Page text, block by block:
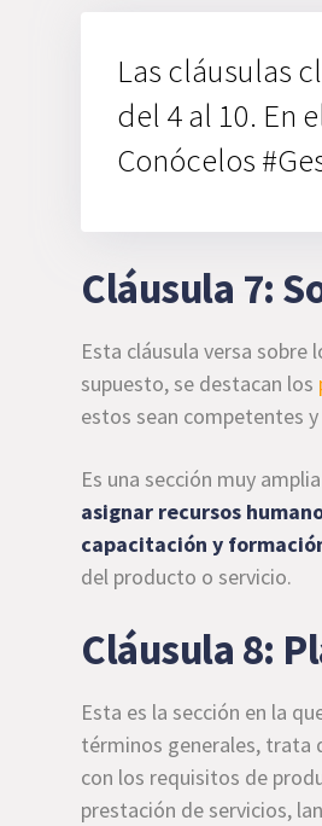
Las cláusulas
del 4 al 10. En
Conócelos
Cláusula 7:
Esta cláusula versa sobre
supuesto, se destacan los
estos sean competentes
Es una sección muy
asignar recursos
capacitación y
del producto o servicio.
Cláusula 8:
Esta es la sección en la
términos generales, trata
con los requisitos de
prestación de servicios,